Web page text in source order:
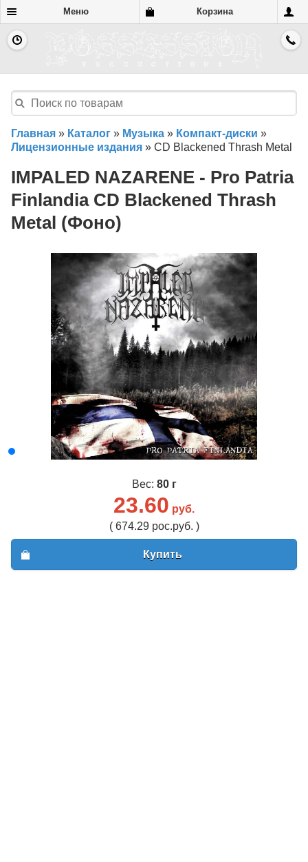
Меню Корзина
Главная » Каталог » Музыка » Компакт-диски »
Лицензионные издания » CD Blackened Thrash Metal
IMPALED NAZARENE - Pro Patria
Finlandia CD Blackened Thrash
Metal (Фоно)
Вес: 80 г
23.60 руб.
( 674.29 рос.руб. )
Купить